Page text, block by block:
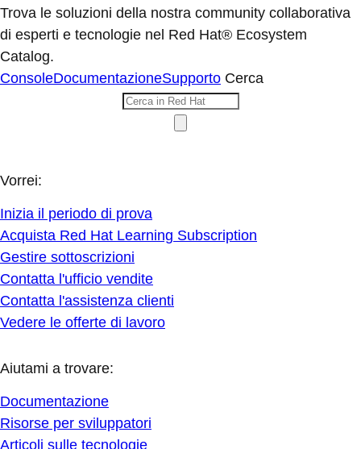
Trova le soluzioni della nostra community collaborativa
di esperti e tecnologie nel Red Hat® Ecosystem
Catalog.
ConsoleDocumentazioneSupporto Cerca
Vorrei:
Inizia il periodo di prova
Acquista Red Hat Learning Subscription
Gestire sottoscrizioni
Contatta l'ufficio vendite
Contatta l'assistenza clienti
Vedere le offerte di lavoro
Aiutami a trovare:
Documentazione
Risorse per sviluppatori
Articoli sulle tecnologie